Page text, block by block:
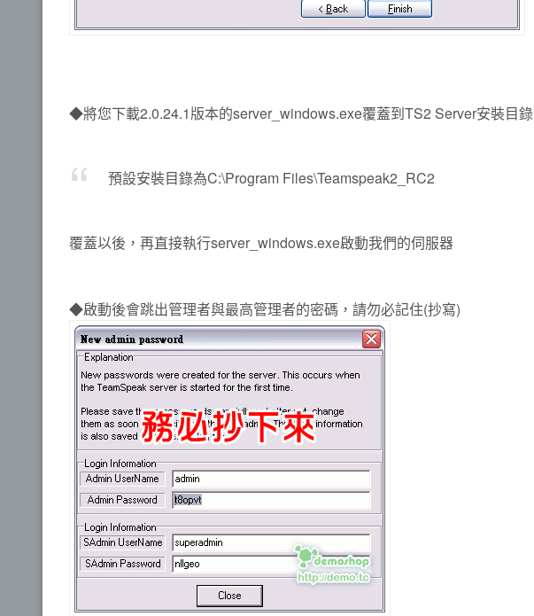
◆將您下載2.0.24.1版本的server_windows.exe覆蓋到TS2 Server安裝目錄
預設安裝目錄為C:\Program Files\Teamspeak2_RC2
覆蓋以後，再直接執行server_windows.exe啟動我們的伺服器
◆啟動後會跳出管理者與最高管理者的密碼，請勿必記住(抄寫)